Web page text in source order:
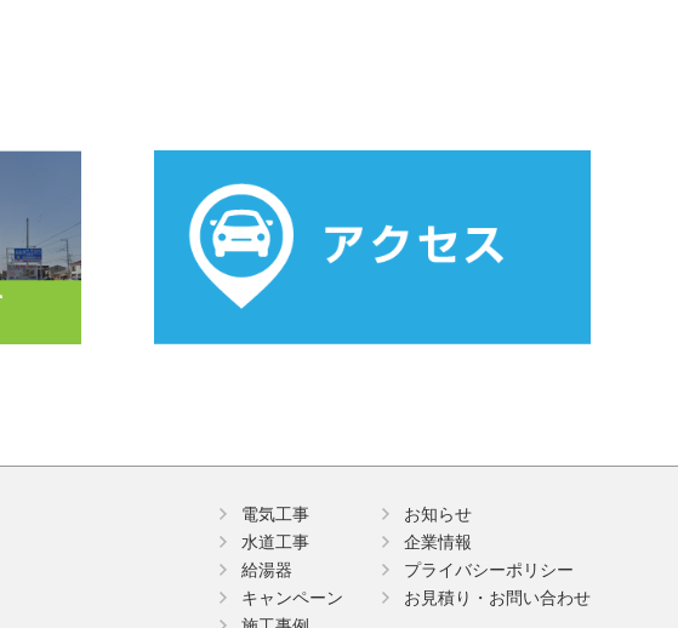
電気工事
水道工事
給湯器
キャンペーン
お知らせ
企業情報
プライバシーポリシー
お見積り・お問い合わせ